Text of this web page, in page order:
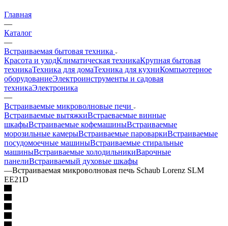
Главная
—
Каталог
—
Встраиваемая бытовая техника
Красота и уходКлиматическая техникаКрупная бытовая
техникаТехника для домаТехника для кухниКомпьютерное
оборудованиеЭлектроинструменты и садовая
техникаЭлектроника
—
Встраиваемые микроволновые печи
Встраиваемые вытяжкиВстраеваемые винные
шкафыВстраиваемые кофемашиныВстраиваемые
морозильные камерыВстраиваемые пароваркиВстраиваемые
посудомоечные машиныВстраиваемые стиральные
машиныВстраиваемые холодильникиВарочные
панелиВстраиваемый духовые шкафы
—Встраиваемая микроволновая печь Schaub Lorenz SLM
EE21D